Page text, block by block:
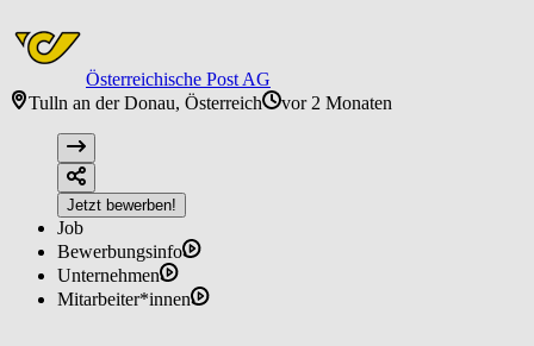
Österreichische Post AG
Tulln an der Donau, Österreich
vor 2 Monaten
Jetzt bewerben!
Job
Bewerbungsinfo
Unternehmen
Mitarbeiter*innen